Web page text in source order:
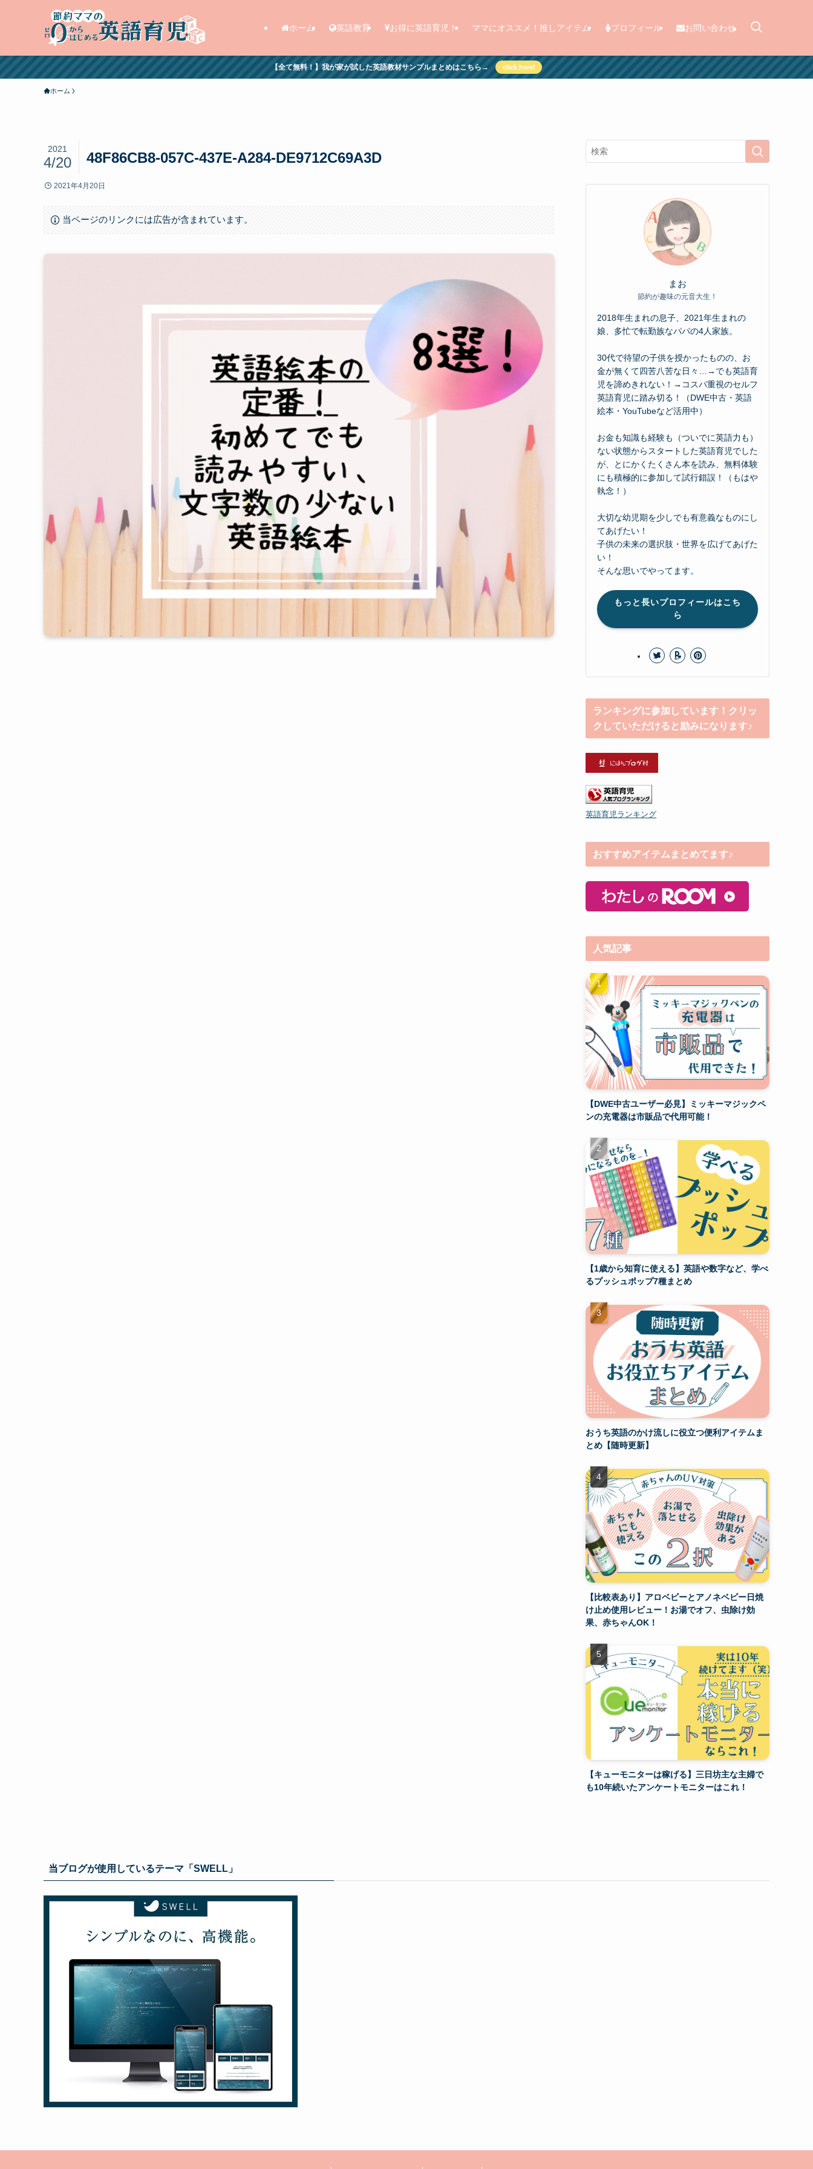
ホーム 英語教育 お得に英語育児！ ママにオススメ！推しアイテム プロフィール お問い合わせ
【全て無料！】我が家が試した英語教材サンプルまとめはこちら→ click here!
ホーム
48F86CB8-057C-437E-A284-DE9712C69A3D
2021
4/20
2021年4月20日
当ページのリンクには広告が含まれています。
まお
節約が趣味の元音大生！
2018年生まれの息子、2021年生まれの
娘、多忙で転勤族なパパの4人家族。
30代で待望の子供を授かったものの、お
金が無くて四苦八苦な日々…→でも英語育
児を諦めきれない！→コスパ重視のセルフ
英語育児に踏み切る！（DWE中古・英語
絵本・YouTubeなど活用中）
お金も知識も経験も（ついでに英語力も）
ない状態からスタートした英語育児でした
が、とにかくたくさん本を読み、無料体験
にも積極的に参加して試行錯誤！（もはや
執念！）
大切な幼児期を少しでも有意義なものにし
てあげたい！
子供の未来の選択肢・世界を広げてあげた
い！
そんな思いでやってます。
もっと長いプロフィールはこち
ら
ランキングに参加しています！クリッ
クしていただけると励みになります♪
英語育児ランキング
おすすめアイテムまとめてます♪
人気記事
【DWE中古ユーザー必見】ミッキーマジックペ
ンの充電器は市販品で代用可能！
【1歳から知育に使える】英語や数字など、学べ
るプッシュポップ7種まとめ
おうち英語のかけ流しに役立つ便利アイテムま
とめ【随時更新】
【比較表あり】アロベビーとアノネベビー日焼
け止め使用レビュー！お湯でオフ、虫除け効
果、赤ちゃんOK！
【キューモニターは稼げる】三日坊主な主婦で
も10年続いたアンケートモニターはこれ！
当ブログが使用しているテーマ「SWELL」